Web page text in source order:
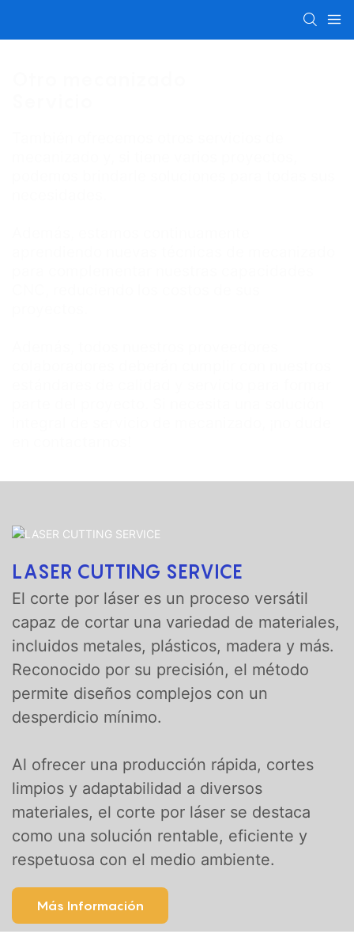
LASER CUTTING SERVICE
El corte por láser es un proceso versátil
capaz de cortar una variedad de materiales,
incluidos metales, plásticos, madera y más.
Reconocido por su precisión, el método
permite diseños complejos con un
desperdicio mínimo.
Al ofrecer una producción rápida, cortes
limpios y adaptabilidad a diversos
materiales, el corte por láser se destaca
como una solución rentable, eficiente y
respetuosa con el medio ambiente.
Más Información